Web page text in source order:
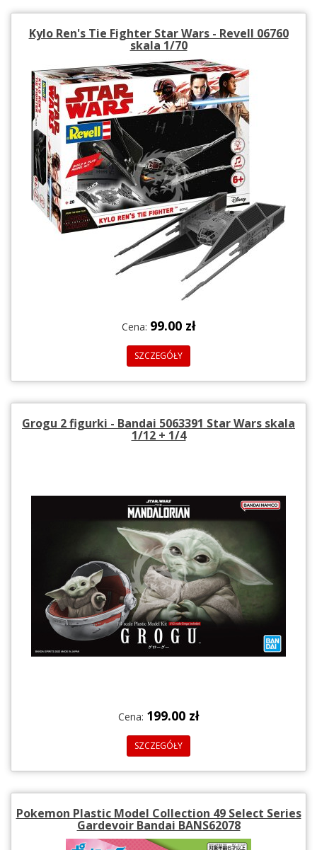
Kylo Ren's Tie Fighter Star Wars - Revell 06760
skala 1/70
Cena: 99.00 zł
SZCZEGÓŁY
Grogu 2 figurki - Bandai 5063391 Star Wars skala
1/12 + 1/4
Cena: 199.00 zł
SZCZEGÓŁY
Pokemon Plastic Model Collection 49 Select Series
Gardevoir Bandai BANS62078